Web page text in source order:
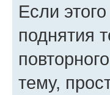
Если
поднятия
тему,